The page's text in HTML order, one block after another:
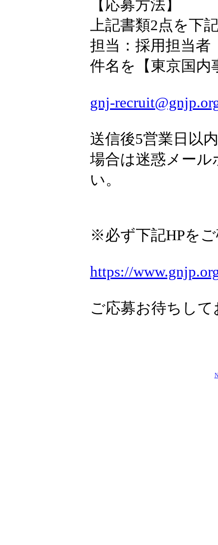
【応募方法】
上記書類2点を下
担当：採用担当者
件名を【東京国内
gnj-
送信後5営業日以
場合は迷惑メー
い。
※必ず下記HPを
https://
ご応募お待ちし